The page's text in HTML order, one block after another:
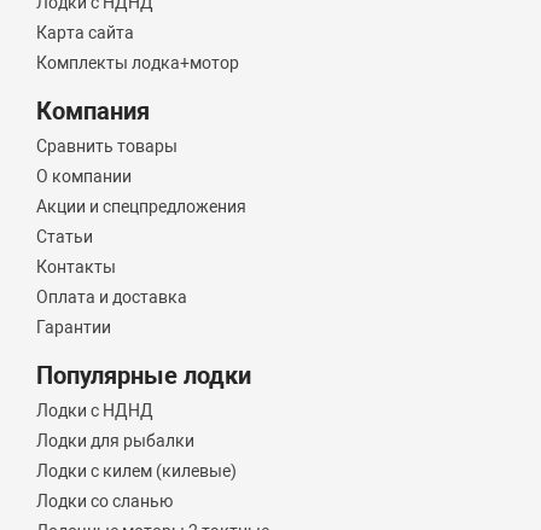
Карта сайта
Комплекты лодка+мотор
Компания
Сравнить товары
О компании
Акции и спецпредложения
Статьи
Контакты
Оплата и доставка
Гарантии
Популярные лодки
Лодки с НДНД
Лодки для рыбалки
Лодки с килем (килевые)
Лодки со сланью